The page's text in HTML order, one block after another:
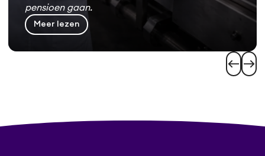
pensioen gaan.
Meer lezen
west east